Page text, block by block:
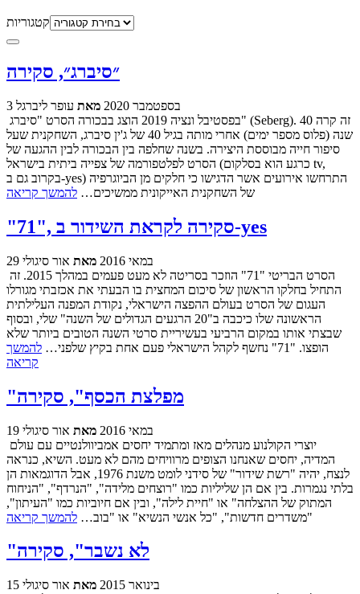
קטגוריות
״סיברג״, סקירה
3 בספטמבר 2020 מאת עופר ליברגל
שנה (פלוס מספר ימים) אחרי מותה בגיל 40 של ג'ין סיברג, השחקנית שעל
סיפור חייה מבוססת היצירה. בשנה שחלפה בין הבכורה לבין ההגעה של
הסרט לפלטפורמה של צפייה ביתית בישראל (כרגע הוא בסלקום tv,
בקרוב גם ב-yes) התרחשו אירועים אשר הדגישו כי חלקים מן הביוגרפיה
של השחקנית האייקונית ממשיכים… להמשך קריאה
"71", סקירה לקראת השידור ב-yes
29 במאי 2016 מאת אור סיגולי
התחיל בחלקו הראשון של סיכום המחצית בו הבעתי את אכזבתי מגורלו
העגום של הסרט בעולם ההפצה הישראלי, נקודת המפנה העלילתית
הראשונה שלו כיכבה ב"20 הרגעים הגדולים של השנה" שלי, ובסוף
שבצתי אותו במקום הרביעי בעשיריית סרטי השנה הטובים ביותר שלא
הופצו. "71" נחשף לקהל הישראלי פעם אחת בקיץ שלפני…
להמשך
קריאה
"מפלצת הכסף", סקירה
19 במאי 2016 מאת אור סיגולי
המדיה, יחסים שאנחנו הצופים מרוויחים מהם לא מעט. השיא, כנראה
לנצח, יהיה "רשת שידור" של סידני לומט משנת 1976, אבל הדוגמאות הן
בלתי נגמרות. בין אם הן שליליות כמו "רוצחים מלידה", "הנרדף", "הניחוח
המתוק של ההצלחה" או "חיית לילה", ובין אם חיוביות כמו "העיתון",
"משדרים חדשות", "כל אנשי הנשיא" או "בוב… להמשך קריאה
"לא נשבר", סקירה
15 בינואר 2015 מאת אור סיגולי